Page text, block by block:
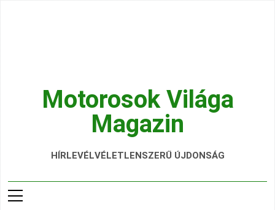
Motorosok Világa
Magazin
Hírek, Tesztek, Élmények Egy Helyen!
HÍRLEVÉLVÉLETLENSZERŰ ÚJDONSÁG